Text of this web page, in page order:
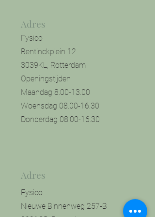
Adres
Fysico
Bentinckplein 12
3039KL, Rotterdam
Openingstijden
Maandag 8.00-13.00
Woensdag 08.00-16.30
Donderdag 08.00-16.30
Adres
Fysico
Nieuwe Binnenweg 257-B